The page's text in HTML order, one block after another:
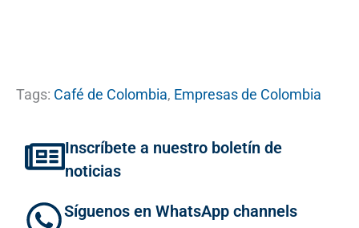
Tags: Café de Colombia, Empresas de Colombia
Inscríbete a nuestro boletín de
noticias
Síguenos en WhatsApp channels